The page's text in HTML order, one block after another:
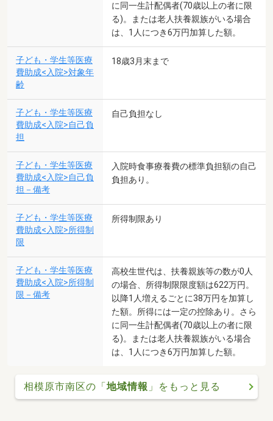
に同一生計配偶者(70歳以上の者に限
る)。または老人扶養親族がいる場合
は、1人につき6万円加算した額。
子ども・学生等医療
費助成<入院>対象年
齢
18歳3月末まで
子ども・学生等医療
費助成<入院>自己負
担
自己負担なし
子ども・学生等医療
費助成<入院>自己負
担－備考
入院時食事療養費の標準負担額の自己
負担あり。
子ども・学生等医療
費助成<入院>所得制
限
所得制限あり
子ども・学生等医療
費助成<入院>所得制
限－備考
高校生世代は、扶養親族等の数が0人
の場合、所得制限限度額は622万円。
以降1人増えるごとに38万円を加算し
た額。所得には一定の控除あり。さら
に同一生計配偶者(70歳以上の者に限
る)。または老人扶養親族がいる場合
は、1人につき6万円加算した額。
相模原市南区の「地域情報 」をもっと見る